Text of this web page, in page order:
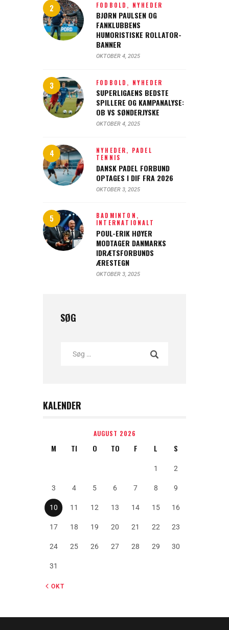
FODBOLD, NYHEDER
BJØRN PAULSEN OG
FANKLUBBENS
HUMORISTISKE ROLLATOR-
BANNER
OKTOBER 4, 2025
FODBOLD, NYHEDER
SUPERLIGAENS BEDSTE
SPILLERE OG KAMPANALYSE:
OB VS SØNDERJYSKE
OKTOBER 4, 2025
NYHEDER, PADEL
TENNIS
DANSK PADEL FORBUND
OPTAGES I DIF FRA 2026
OKTOBER 3, 2025
BADMINTON,
INTERNATIONALT
POUL-ERIK HØYER
MODTAGER DANMARKS
IDRÆTSFORBUNDS
ÆRESTEGN
OKTOBER 3, 2025
SØG
KALENDER
AUGUST 2026
M TI O TO F L S
1 2
3 4 5 6 7 8 9
10 11 12 13 14 15 16
17 18 19 20 21 22 23
24 25 26 27 28 29 30
31
« OKT